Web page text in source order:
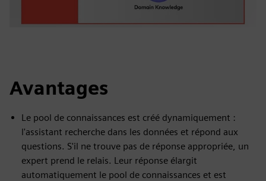
Avantages
Le pool de connaissances est créé dynamiquement :
l'assistant recherche dans les données et répond aux
questions. S'il ne trouve pas de réponse appropriée, un
expert prend le relais. Leur réponse élargit
automatiquement le pool de connaissances et est